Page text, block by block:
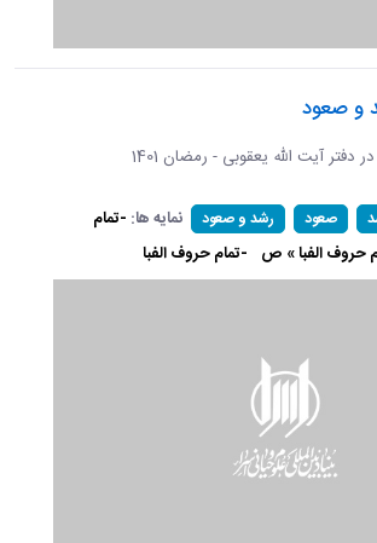
و صعود
دفتر آیت الله یعقوبی - رمضان 1401
صعود رشد و صعود نمایه ها: -تمام
حروف الفبا » ص -تمام حروف الفبا